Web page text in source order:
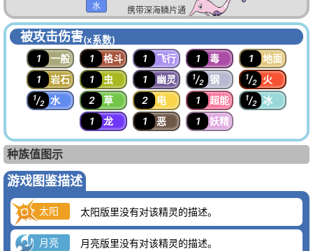
水
携带深海鳞片通
信交换进化至
水
被攻击伤害(x系数)
1 一般 1 格斗 1 飞行 1 毒 1
地面
1
岩石 1 虫 1 幽灵 1/2 钢 1/2 火
1/2 水 2 草 2 电 1 超能 1/2
冰
1
龙 1 恶 1 妖精
种族值图示
游戏图鉴描述
太阳 太阳版里没有对该精灵的描述。
月亮 月亮版里没有对该精灵的描述。